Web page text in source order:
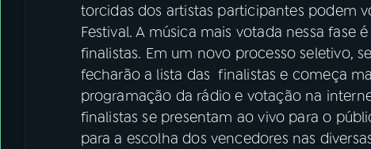
torcidas dos artistas participantes podem
Festival. A música mais votada nessa
finalistas. Em um novo processo seletivo,
fecharão a lista das finalistas e começa
programação da rádio e votação na
finalistas se presentam ao vivo para o
para a escolha dos vencedores nas